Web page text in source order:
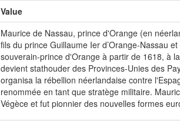
Value
Maurice de Nassau, prince d'Orange (en
fils du prince Guillaume Ier d’Orange-Nassau
souverain-prince d'Orange à partir de 1618, à
devient stathouder des Provinces-Unies des
organisa la rébellion néerlandaise contre
renommée en tant que stratège militaire.
Végèce et fut pionnier des nouvelles formes